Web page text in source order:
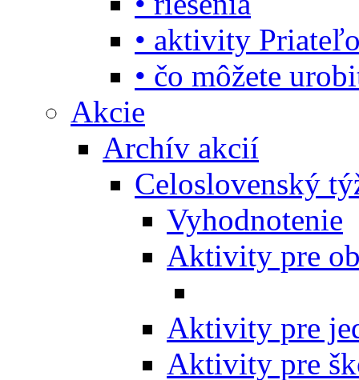
• aktivity
• čo môžete
Akcie
Archív akcií
Celoslovenský
Vyhodnotenie
Aktivity pre
Aktivity pre
Aktivity pre